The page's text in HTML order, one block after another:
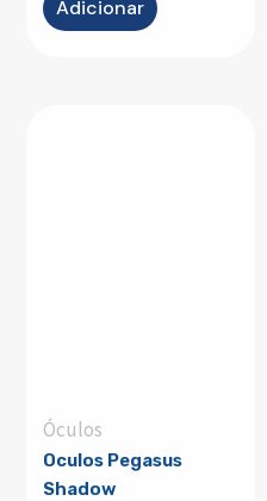
Adicionar
Óculos
Oculos Pegasus
Shadow